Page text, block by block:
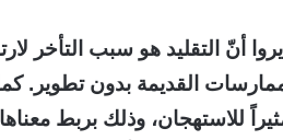
أنّ التقليد هو سبب التأخر
القديمة بدون تطوير.
للاستهجان، وذلك بربط